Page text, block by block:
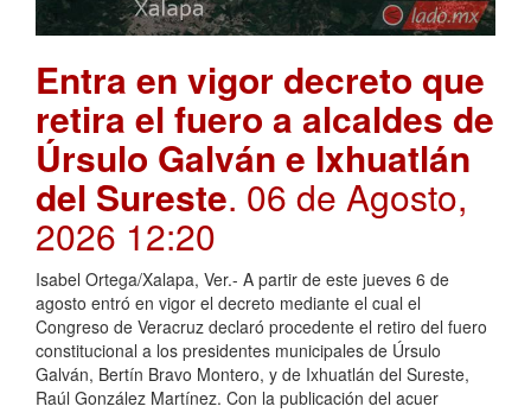
Entra en vigor decreto que
retira el fuero a alcaldes de
Úrsulo Galván e Ixhuatlán
del Sureste. 06 de Agosto,
2026 12:20
Isabel Ortega/Xalapa, Ver.- A partir de este jueves 6 de
agosto entró en vigor el decreto mediante el cual el
Congreso de Veracruz declaró procedente el retiro del fuero
constitucional a los presidentes municipales de Úrsulo
Galván, Bertín Bravo Montero, y de Ixhuatlán del Sureste,
Raúl González Martínez. Con la publicación del acuer